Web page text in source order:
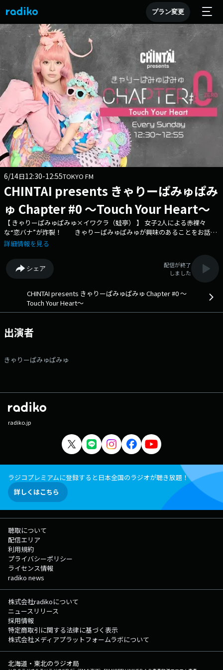
プラン変更
6/14日12:30-12:55TOKYO FM
CHINTAI presents きゃりーぱみゅぱみ
ゅ Chapter #0 ～Touch Your Heart～
【 きゃりーぱみゅぱみゅ×イワクラ（蛙亭） 】 女子2人による赤裸々
な“恋バナ”が炸裂！ きゃりーぱみゅぱみゅが興味のあることをお話し
たり、話を聞きたい方をゲストに迎えたりしながら、リスナーの皆さんと
ゅぱみゅ Chapter#0」 先週に引き続き、芸人の【 イワクラ（蛙
亭） 】さんをお迎えします！女子2人による赤裸々な“恋バナ”が炸裂！
さらにイワクラさんが背中を押された”ある人”の言葉も紹介して頂きま
す。 番組Webサイト：https://www.tfm.co.jp/heart/ メッセージフォ
ーム：https://www.tfm.co.jp/f/heart/message Xハッシュタグは「#
チャプター0」 Xアカウントは「@ChapterZero_JFN」
詳細情報を見る
シェア
配信が終了
しました
CHINTAI presents きゃりーぱみゅぱみゅ Chapter #0 ～
Touch Your Heart～
出演者
きゃりーぱみゅぱみゅ
radiko.jp
ラジコプレミアムに登録すると日本全国のラジオが聴き放題！
詳しくはこちら
聴取について
配信エリア
利用規約
プライバシーポリシー
ライセンス情報
radiko news
株式会社radikoについて
ニュースリリース
採用情報
特定商取引に関する法律に基づく表示
株式会社メディアプラットフォームラボについて
北海道・東北のラジオ局